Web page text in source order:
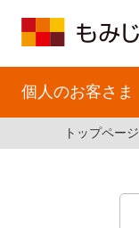
個人のお客さま
トップページ